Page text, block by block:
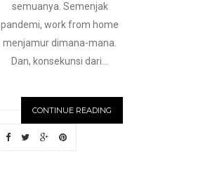
semuanya. Semenjak
pandemi, work from home
menjamur dimana-mana.
Dan, konsekunsi dari...
CONTINUE READING
N